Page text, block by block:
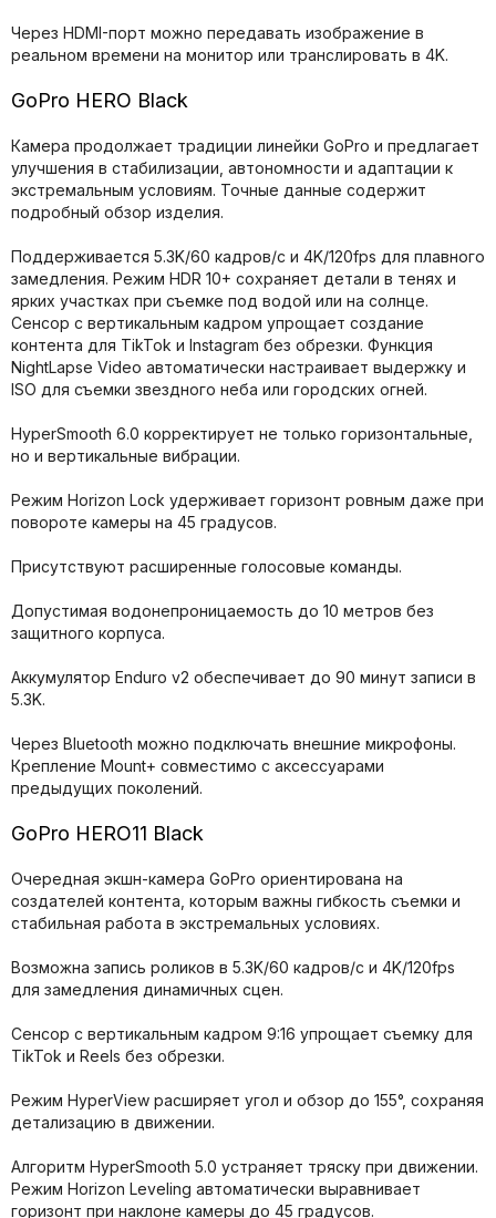
Через HDMI-порт можно передавать изображение в
реальном времени на монитор или транслировать в 4K.
GoPro HERO Black
Камера продолжает традиции линейки GoPro и предлагает
улучшения в стабилизации, автономности и адаптации к
экстремальным условиям. Точные данные содержит
подробный обзор изделия.
Поддерживается 5.3K/60 кадров/с и 4K/120fps для плавного
замедления. Режим HDR 10+ сохраняет детали в тенях и
ярких участках при съемке под водой или на солнце.
Сенсор с вертикальным кадром упрощает создание
контента для TikTok и Instagram без обрезки. Функция
NightLapse Video автоматически настраивает выдержку и
ISO для съемки звездного неба или городских огней.
HyperSmooth 6.0 корректирует не только горизонтальные,
но и вертикальные вибрации.
Режим Horizon Lock удерживает горизонт ровным даже при
повороте камеры на 45 градусов.
Присутствуют расширенные голосовые команды.
Допустимая водонепроницаемость до 10 метров без
защитного корпуса.
Аккумулятор Enduro v2 обеспечивает до 90 минут записи в
5.3K.
Через Bluetooth можно подключать внешние микрофоны.
Крепление Mount+ совместимо с аксессуарами
предыдущих поколений.
GoPro HERO11 Black
Очередная экшн-камера GoPro ориентирована на
создателей контента, которым важны гибкость съемки и
стабильная работа в экстремальных условиях.
Возможна запись роликов в 5.3K/60 кадров/с и 4K/120fps
для замедления динамичных сцен.
Сенсор с вертикальным кадром 9:16 упрощает съемку для
TikTok и Reels без обрезки.
Режим HyperView расширяет угол и обзор до 155°, сохраняя
детализацию в движении.
Алгоритм HyperSmooth 5.0 устраняет тряску при движении.
Режим Horizon Leveling автоматически выравнивает
горизонт при наклоне камеры до 45 градусов.